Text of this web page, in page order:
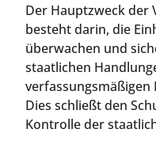
Der Hauptzweck der
besteht darin, die
überwachen und
staatlichen
Dies schließt den
Kontrolle der